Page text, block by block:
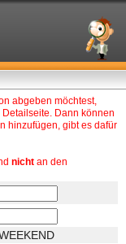
abgeben möchtest,
Dann können
hinzufügen, gibt es dafür
nicht an den